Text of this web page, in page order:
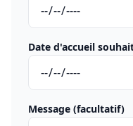
Date d'accueil
Message (facultatif)